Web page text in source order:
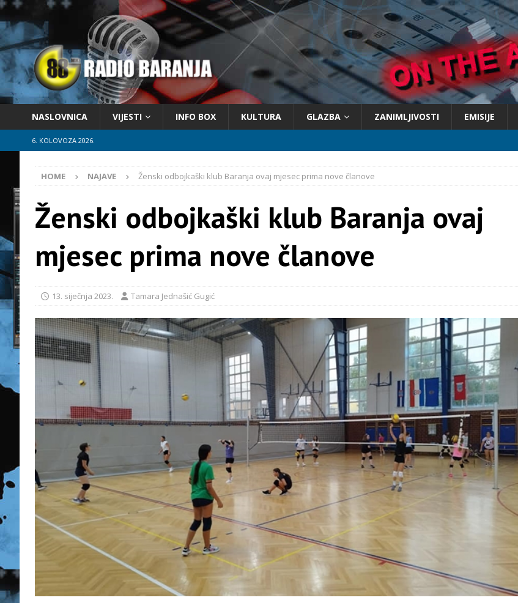
NASLOVNICA VIJESTI INFO BOX KULTURA GLAZBA ZANIMLJIVOSTI EMISIJE
6. KOLOVOZA 2026.
HOME NAJAVE Ženski odbojkaški klub Baranja ovaj mjesec prima nove članove
Ženski odbojkaški klub Baranja ovaj
mjesec prima nove članove
13. siječnja 2023. Tamara Jednašić Gugić